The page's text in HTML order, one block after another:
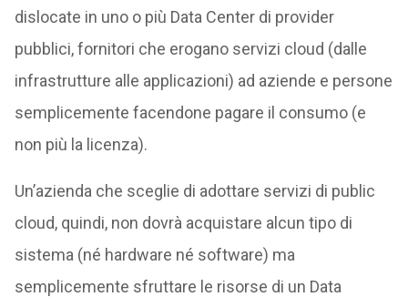
dislocate in uno o più Data Center di provider
pubblici, fornitori che erogano servizi cloud (dalle
infrastrutture alle applicazioni) ad aziende e persone
semplicemente facendone pagare il consumo (e
non più la licenza).
Un’azienda che sceglie di adottare servizi di public
cloud, quindi, non dovrà acquistare alcun tipo di
sistema (né hardware né software) ma
semplicemente sfruttare le risorse di un Data